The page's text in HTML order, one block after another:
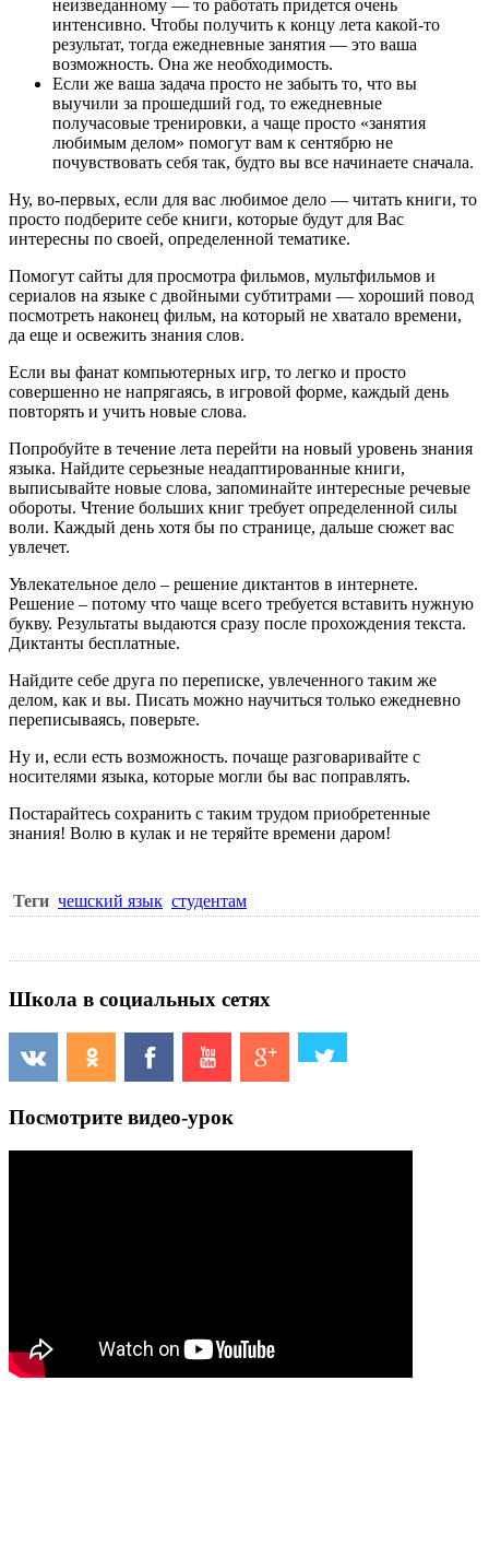
неизведанному — то работать придется очень
интенсивно. Чтобы получить к концу лета какой-то
результат, тогда ежедневные занятия — это ваша
возможность. Она же необходимость.
Если же ваша задача просто не забыть то, что вы
выучили за прошедший год, то ежедневные
получасовые тренировки, а чаще просто «занятия
любимым делом» помогут вам к сентябрю не
почувствовать себя так, будто вы все начинаете сначала.
Ну, во-первых, если для вас любимое дело — читать книги, то
просто подберите себе книги, которые будут для Вас
интересны по своей, определенной тематике.
Помогут сайты для просмотра фильмов, мультфильмов и
сериалов на языке с двойными субтитрами — хороший повод
посмотреть наконец фильм, на который не хватало времени,
да еще и освежить знания слов.
Если вы фанат компьютерных игр, то легко и просто
совершенно не напрягаясь, в игровой форме, каждый день
повторять и учить новые слова.
Попробуйте в течение лета перейти на новый уровень знания
языка. Найдите серьезные неадаптированные книги,
выписывайте новые слова, запоминайте интересные речевые
обороты. Чтение больших книг требует определенной силы
воли. Каждый день хотя бы по странице, дальше сюжет вас
увлечет.
Увлекательное дело – решение диктантов в интернете.
Решение – потому что чаще всего требуется вставить нужную
букву. Результаты выдаются сразу после прохождения текста.
Диктанты бесплатные.
Найдите себе друга по переписке, увлеченного таким же
делом, как и вы. Писать можно научиться только ежедневно
переписываясь, поверьте.
Ну и, если есть возможность. почаще разговаривайте с
носителями языка, которые могли бы вас поправлять.
Постарайтесь сохранить с таким трудом приобретенные
знания! Волю в кулак и не теряйте времени даром!
Теги чешский язык студентам
Школа в социальных сетях
Посмотрите видео-урок